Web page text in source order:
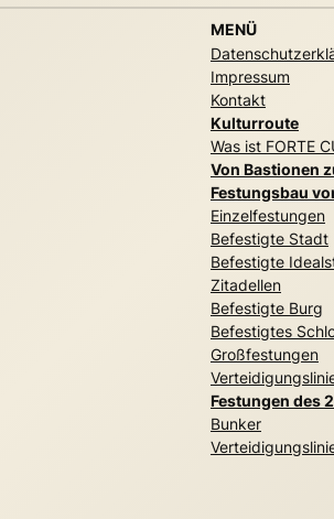
MENÜ
Impressum
Kontakt
Kulturroute
Was ist FORTE
Von Bastionen
Festungsbau
Einzelfestungen
Befestigte Stadt
Befestigte
Zitadellen
Befestigte Burg
Befestigtes
Großfestungen
Festungen des
Bunker